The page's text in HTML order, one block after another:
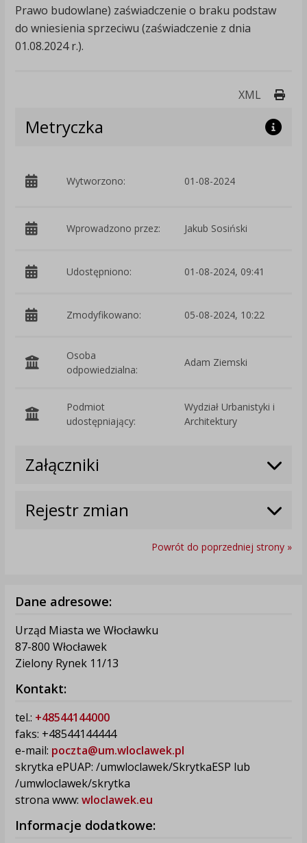
Prawo budowlane) zaświadczenie o braku podstaw
do wniesienia sprzeciwu (zaświadczenie z dnia
01.08.2024 r.).
XML
Metryczka
Wytworzono: 01-08-2024
Wprowadzono przez: Jakub Sosiński
Udostępniono: 01-08-2024, 09:41
Zmodyfikowano: 05-08-2024, 10:22
Osoba
odpowiedzialna:
Adam Ziemski
Podmiot
udostępniający:
Wydział Urbanistyki i
Architektury
Załączniki
Rejestr zmian
Powrót do poprzedniej strony »
Dane adresowe:
Urząd Miasta we Włocławku
87-800 Włocławek
Zielony Rynek 11/13
Kontakt:
tel.: +48544144000
faks: +48544144444
e-mail: poczta@um.wloclawek.pl
skrytka ePUAP: /umwloclawek/SkrytkaESP lub
/umwloclawek/skrytka
strona www: wloclawek.eu
Informacje dodatkowe: